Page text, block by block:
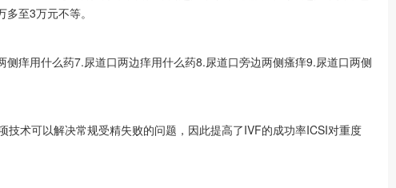
至3万元不等。
痒用什么药7.尿道口两边痒用什么药8.尿道口旁边两侧瘙痒9.尿道口两侧
术可以解决常规受精失败的问题，因此提高了IVF的成功率ICSI对重度